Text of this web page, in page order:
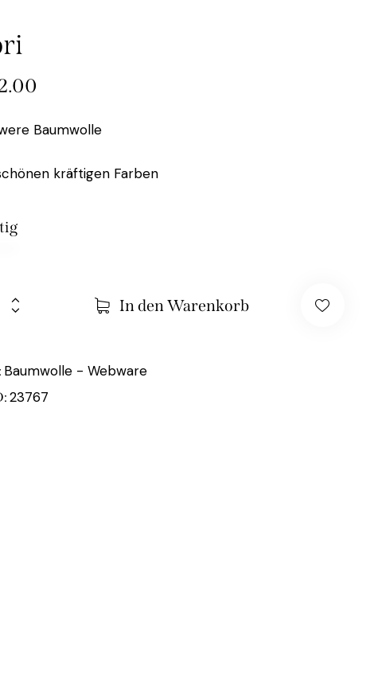
Baumwolle
kräftigen Farben
In den Warenkorb
Baumwolle - Webware
23767